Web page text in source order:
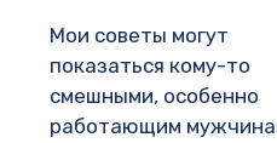
Мои советы могут
показаться кому-то
смешными, особенно
работающим